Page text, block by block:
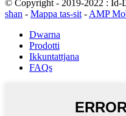
© Copyright - 2019-2022 : Id-
sħan - Mappa tas-sit - AMP
Dwarna
Prodotti
Ikkuntattjana
FAQs